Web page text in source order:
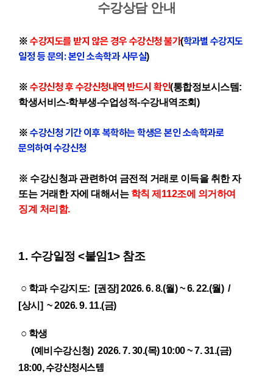
수강상담 안내
※ 수강지도를 받지 않은 경우 수강신청 불가(학과별 수강지도
일정 등 문의: 본인 소속학과 사무실)
※ 수강신청 후 수강신청내역 반드시 확인(통합정보시스템:
학생서비스-학부생-수업성적-수강내역조회)
※ 수강신청 기간 이후 복학하는 학생은 본인 소속학과로
문의하여 수강신청
※ 수강신청과 관련하여 금전적 거래로 이득을 취한 자
또는 거래한 자에 대해서는 학칙 제112조에 의거하여
징계 처리함.
1. 수강일정 <붙임1> 참조
○ 학과 수강지도: [권장] 2026. 6. 8.(월) ~ 6. 22.(월) /
[상시] ~ 2026. 9. 11.(금)
○ 학생
(예비수강신청) 2026. 7. 30.(목) 10:00 ~ 7. 31.(금)
18:00,수강신청시스템